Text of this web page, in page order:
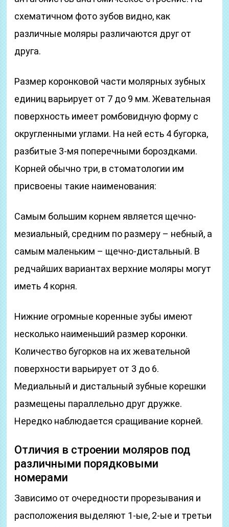
схематичном фото зубов видно, как
различные моляры различаются друг от
друга.
Размер коронковой части молярных зубных
единиц варьирует от 7 до 9 мм. Жевательная
поверхность имеет ромбовидную форму с
округленными углами. На ней есть 4 бугорка,
разбитые 3-мя поперечными бороздками.
Корней обычно три, в стоматологии им
присвоены такие наименования:
Самым большим корнем является щечно-
мезиальный, средним по размеру – небный, а
самым маленьким – щечно-дистальный. В
редчайших вариантах верхние моляры могут
иметь 4 корня.
Нижние огромные коренные зубы имеют
несколько наименьший размер коронки.
Количество бугорков на их жевательной
поверхности варьирует от 3 до 6.
Медиальный и дистальный зубные корешки
размещены параллельно друг дружке.
Нередко наблюдается сращивание корней.
Отличия в строении моляров под
различными порядковыми
номерами
Зависимо от очередности прорезывания и
расположения выделяют 1-ые, 2-ые и третьи